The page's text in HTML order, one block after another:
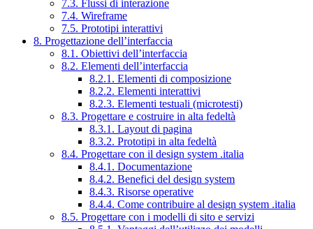
7.3. Flussi di interazione
7.4. Wireframe
7.5. Prototipi interattivi
8. Progettazione dell’interfaccia
8.1. Obiettivi dell’interfaccia
8.2. Elementi dell’interfaccia
8.2.1. Elementi di composizione
8.2.2. Elementi interattivi
8.2.3. Elementi testuali (microtesti)
8.3. Progettare e costruire in alta fedeltà
8.3.1. Layout di pagina
8.3.2. Prototipi in alta fedeltà
8.4. Progettare con il design system .italia
8.4.1. Documentazione
8.4.2. Benefici del design system
8.4.3. Risorse operative
8.4.4. Come contribuire al design system .italia
8.5. Progettare con i modelli di sito e servizi